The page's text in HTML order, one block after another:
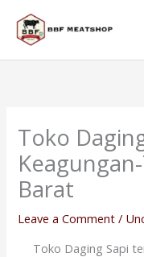
content
Toko
Barat
Leave a Comment /
Toko Daging Sapi